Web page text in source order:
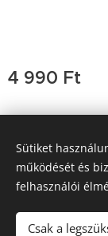
4 990 Ft
Trattoria Pera
Sütiket
működését és
felhasználói
Csak a